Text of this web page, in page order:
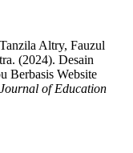
Altry, Fauzul
(2024). Desain
Berbasis Website
of Education